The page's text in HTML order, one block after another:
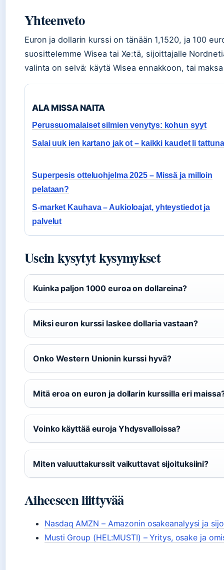
Yhteenveto
Euron ja dollarin kurssi on tänään 1,1520, ja 100
suosittelemme Wisea tai Xe:tä, sijoittajalle
valinta on selvä: käytä Wisea ennakkoon, tai
ALA MISSA NAITA
Perussuomalaiset silmien venytys: kohun syyt
Salai uuk ien kartano jak ot – kaikki kaudet li tattuna
Superpesis otteluohjelma 2025 – Missä ja milloin
pelataan?
S-market Kauhava – Aukioloajat, yhteystiedot ja
palvelut
Usein kysytyt kysymykset
Kuinka paljon 1000 euroa on dollareina?
Miksi euron kurssi laskee dollaria vastaan?
Onko Western Unionin kurssi hyvä?
Mitä eroa on euron ja dollarin kurssilla eri
Voinko käyttää euroja Yhdysvalloissa?
Miten valuuttakurssit vaikuttavat sijoituksiini?
Aiheeseen liittyvää
Nasdaq AMZN – Amazonin osakeanalyysi ja
Musti Group (HEL:MUSTI) – Yritys, osake ja